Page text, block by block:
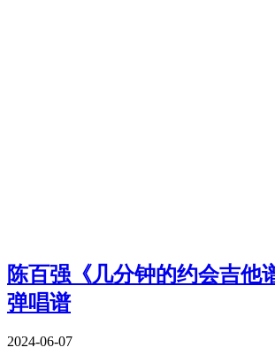
陈百强《几分钟的约会吉他
弹唱谱
2024-06-07